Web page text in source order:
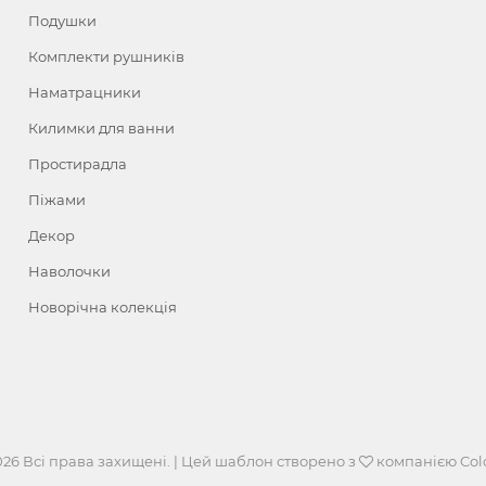
Подушки
Комплекти рушників
Наматрацники
Килимки для ванни
Простирадла
Піжами
Декор
Наволочки
Новорічна колекція
Всі права захищені. | Цей шаблон створено з компанією